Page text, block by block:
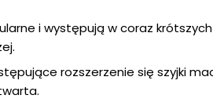
i występują w coraz
rozszerzenie się szyjki